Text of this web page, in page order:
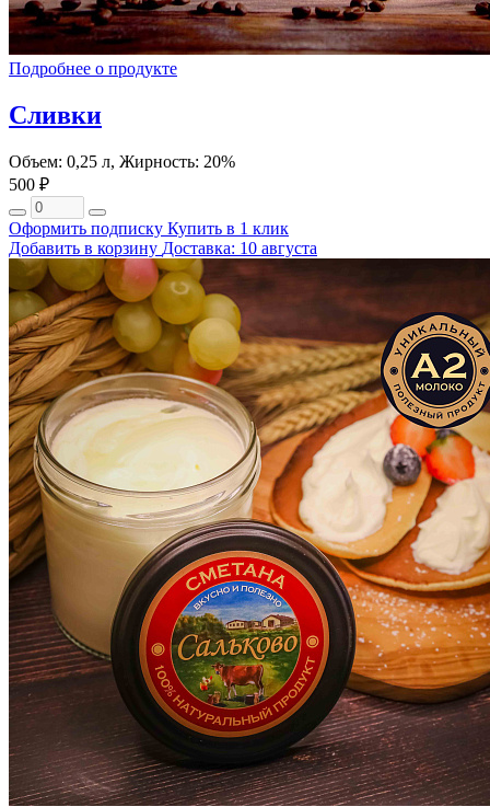
Подробнее о продукте
Сливки
Объем: 0,25 л, Жирность: 20%
500 ₽
Оформить подписку Купить в 1 клик
Добавить в корзину Доставка: 10 августа